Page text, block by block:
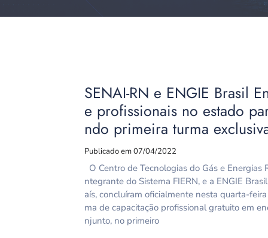
SENAI-RN e ENGIE Brasil
e profissionais no estado
ndo primeira turma
Publicado em 07/04/2022
O Centro de Tecnologias do Gás e Energias
ntegrante do Sistema FIERN, e a ENGIE
aís, concluíram oficialmente nesta quarta-
ma de capacitação profissional gratuito em
njunto, no primeiro